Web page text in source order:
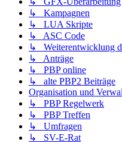
↳ Kampagnen
↳ LUA Skripte
↳ ASC Code
↳ Weiterentwicklung
↳ Anträge
↳ PBP online
↳ alte PBP2 Beiträge
Organisation und
↳ PBP Regelwerk
↳ PBP Treffen
↳ Umfragen
↳ SV-E-Rat